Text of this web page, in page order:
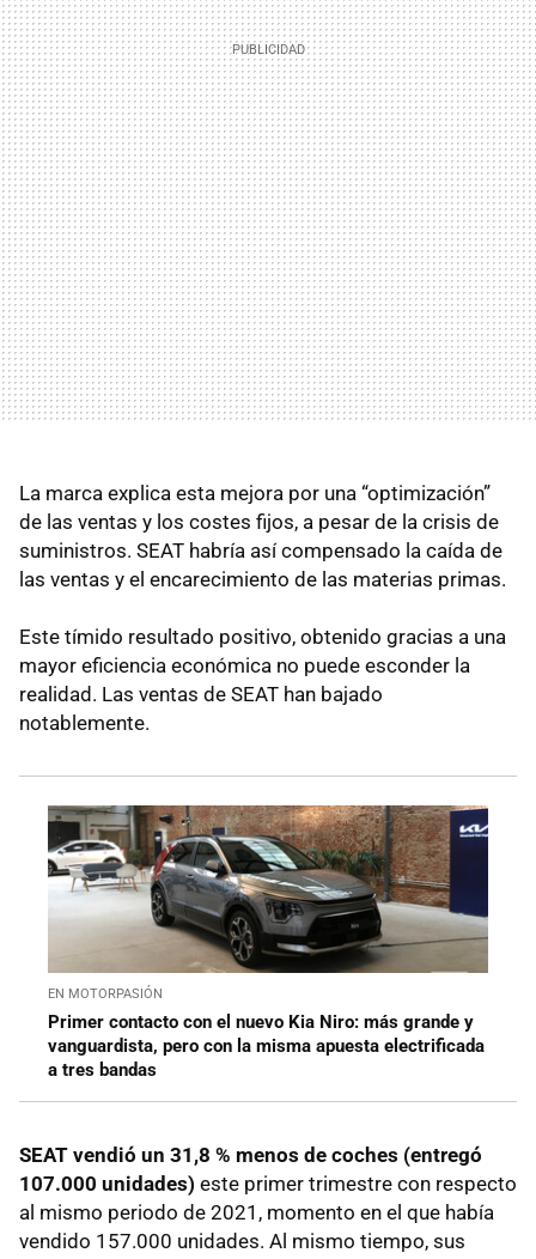
La marca explica esta mejora por una “optimización”
de las ventas y los costes fijos, a pesar de la crisis de
suministros. SEAT habría así compensado la caída de
las ventas y el encarecimiento de las materias primas.
Este tímido resultado positivo, obtenido gracias a una
mayor eficiencia económica no puede esconder la
realidad. Las ventas de SEAT han bajado
notablemente.
EN MOTORPASIÓN
Primer contacto con el nuevo Kia Niro: más grande y
vanguardista, pero con la misma apuesta electrificada
a tres bandas
SEAT vendió un 31,8 % menos de coches (entregó
107.000 unidades) este primer trimestre con respecto
al mismo periodo de 2021, momento en el que había
vendido 157.000 unidades. Al mismo tiempo, sus